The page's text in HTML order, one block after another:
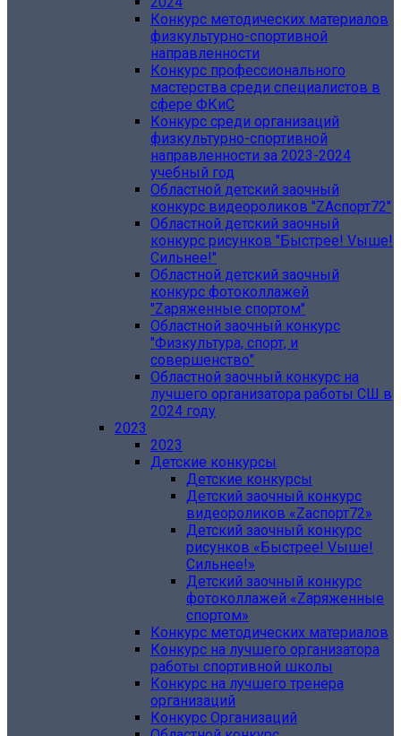
Конкурс методических материалов
физкультурно-спортивной
направленности
Конкурс профессионального
мастерства среди специалистов в
сфере ФКиС
Конкурс среди организаций
физкультурно-спортивной
направленности за 2023-2024
учебный год
Областной детский заочный
конкурс видеороликов "ZАспорт72"
Областной детский заочный
конкурс рисунков "Быстрее! Vыше!
Сильнее!"
Областной детский заочный
конкурс фотоколлажей
"Zаряженные спортом"
Областной заочный конкурс
"Физкультура, спорт, и
совершенство"
Областной заочный конкурс на
лучшего организатора работы СШ в
2024 году
2023
2023
Детские конкурсы
Детские конкурсы
Детский заочный конкурс
видеороликов «Zаспорт72»
Детский заочный конкурс
рисунков «Быстрее! Vыше!
Сильнее!»
Детский заочный конкурс
фотоколлажей «Zаряженные
спортом»
Конкурс методических материалов
Конкурс на лучшего организатора
работы спортивной школы
Конкурс на лучшего тренера
организаций
Конкурс Организаций